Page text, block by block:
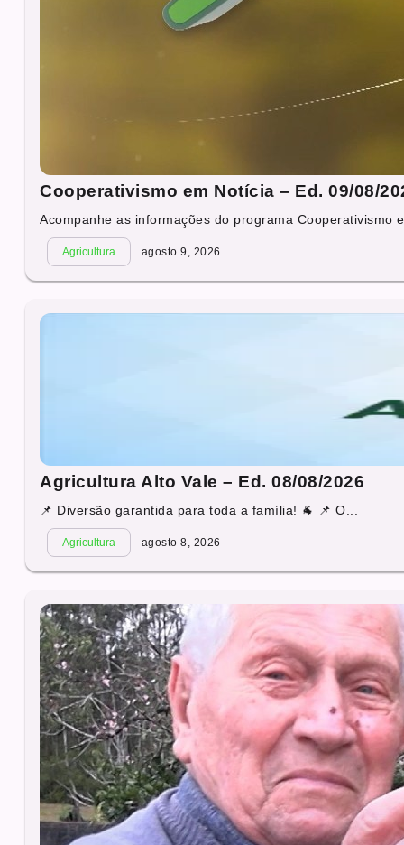
Cooperativismo em Notícia – Ed. 09/08/
Acompanhe as informações do programa Cooperativismo
Agricultura agosto 9, 2026
Agricultura Alto Vale – Ed. 08/08/2026
📌 Diversão garantida para toda a família! 🐐 📌 O...
Agricultura agosto 8, 2026